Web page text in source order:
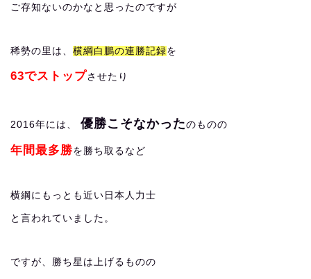
ご存知ないのかなと思ったのですが
稀勢の里は、 横綱白鵬の連勝記録を
63でストップさせたり
2016年には、 優勝こそなかったのものの
年間最多勝を勝ち取るなど
横綱にもっとも近い日本人力士
と言われていました。
ですが、勝ち星は上げるものの